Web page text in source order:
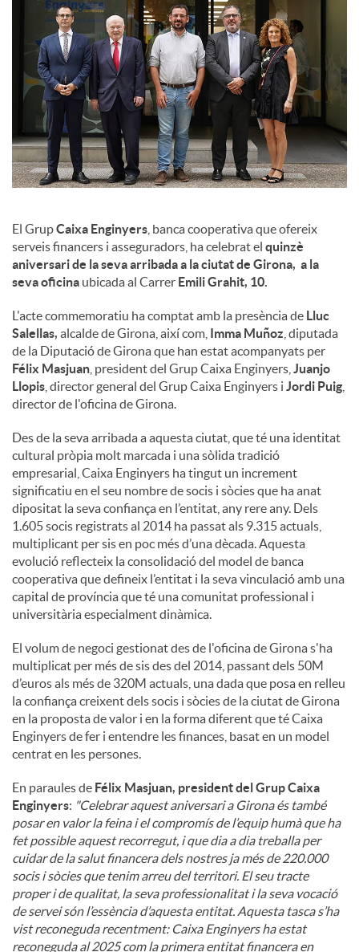
s
El GrupCaixa Enginyers , banca cooperativa que ofereix
serveis financers i asseguradors, ha celebrat el quinzè
aniversari de la seva arribada a la ciutat de Girona, a la
seva oficina ubicada al Carrer Emili Grahit, 10.
L'acte commemoratiu ha comptat amb la presència de Lluc
Salellas, alcalde de Girona, així com, Imma Muñoz , diputada
de la Diputació de Girona que han estat acompanyats per
Félix Masjuan , president del Grup Caixa Enginyers, Juanjo
Llopis , director general del Grup Caixa Enginyers i Jordi Puig
director de l'oficina de Girona.
Des de la seva arribada a aquesta ciutat, que té una identitat
cultural pròpia molt marcada i una sòlida tradició
empresarial, Caixa Enginyers ha tingut un increment
significatiu en el seu nombre de socis i sòcies que ha anat
dipositat la seva confiança en l’entitat, any rere any. Dels
1.605 socis registrats al 2014 ha passat als 9.315 actuals,
multiplicant per sis en poc més d’una dècada. Aquesta
evolució reflecteix la consolidació del model de banca
cooperativa que defineix l’entitat i la seva vinculació amb una
capital de província que té una comunitat professional i
universitària especialment dinàmica.
El volum de negoci gestionat des de l'oficina de Girona s'ha
multiplicat per més de sis des del 2014, passant dels 50M
d’euros als més de 320M actuals, una dada que posa en relleu
la confiança creixent dels socis i sòcies de la ciutat de Girona
en la proposta de valor i en la forma diferent que té Caixa
Enginyers de fer i entendre les finances, basat en un model
centrat en les persones.
En paraules de Félix Masjuan, president del Grup Caixa
Enginyers: "Celebrar aquest aniversari a Girona és també
posar en valor la feina i el compromís de l’equip humà que ha
fet possible aquest recorregut, i que dia a dia treballa per
cuidar de la salut financera dels nostres ja més de 220.000
socis i sòcies que tenim arreu del territori. El seu tracte
proper i de qualitat, la seva professionalitat i la seva vocació
de servei són l’essència d’aquesta entitat. Aquesta tasca s’ha
vist reconeguda recentment: Caixa Enginyers ha estat
reconeguda al 2025 com la primera entitat financera en